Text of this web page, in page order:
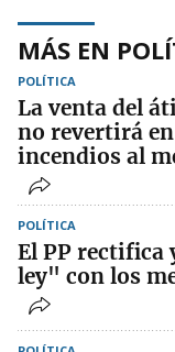
MÁS EN
POLÍTICA
La venta del
no revertirá
incendios al
POLÍTICA
El PP
ley" con los